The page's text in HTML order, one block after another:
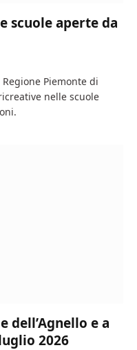
scuole aperte da
Piemonte di
nelle scuole
dell’Agnello e a
2026